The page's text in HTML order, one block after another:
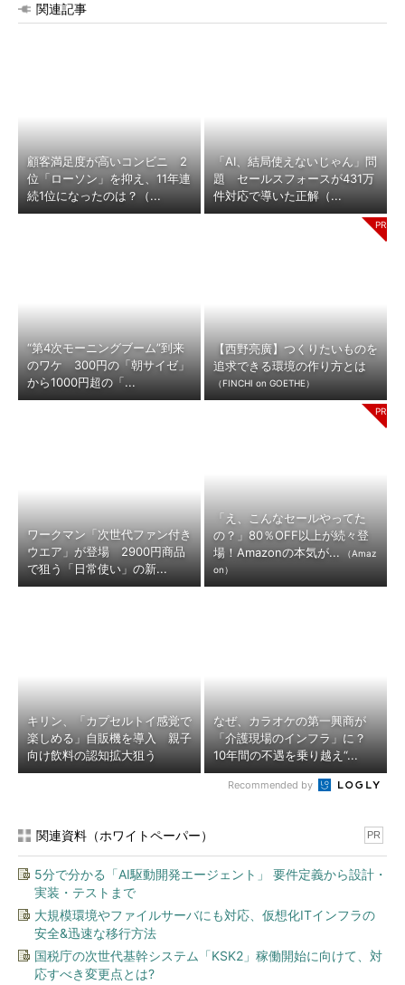
関連記事
顧客満足度が高いコンビニ 2
位「ローソン」を抑え、11年連
続1位になったのは？（...
「AI、結局使えないじゃん」問
題 セールスフォースが431万
件対応で導いた正解（...
“第4次モーニングブーム”到来
のワケ 300円の「朝サイゼ」
から1000円超の「...
【西野亮廣】つくりたいものを
追求できる環境の作り方とは
（FINCHI on GOETHE）
ワークマン「次世代ファン付き
ウエア」が登場 2900円商品
で狙う「日常使い」の新...
「え、こんなセールやってた
の？」80％OFF以上が続々登
場！Amazonの本気が...
（Amaz
on）
キリン、「カプセルトイ感覚で
楽しめる」自販機を導入 親子
向け飲料の認知拡大狙う
なぜ、カラオケの第一興商が
「介護現場のインフラ」に？
10年間の不遇を乗り越え“...
Recommended by
関連資料（ホワイトペーパー） PR
5分で分かる「AI駆動開発エージェント」 要件定義から設計・
実装・テストまで
大規模環境やファイルサーバにも対応、仮想化ITインフラの
安全&迅速な移行方法
国税庁の次世代基幹システム「KSK2」稼働開始に向けて、対
応すべき変更点とは?